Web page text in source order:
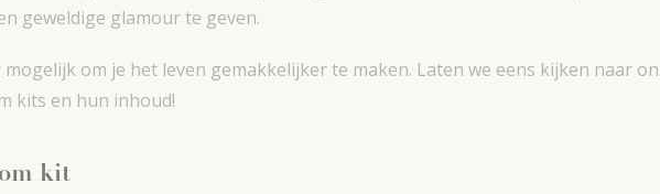
geweldige glamour te geven.
om je het leven gemakkelijker te maken. Laten we eens kijken naar
kits en hun inhoud!
kit